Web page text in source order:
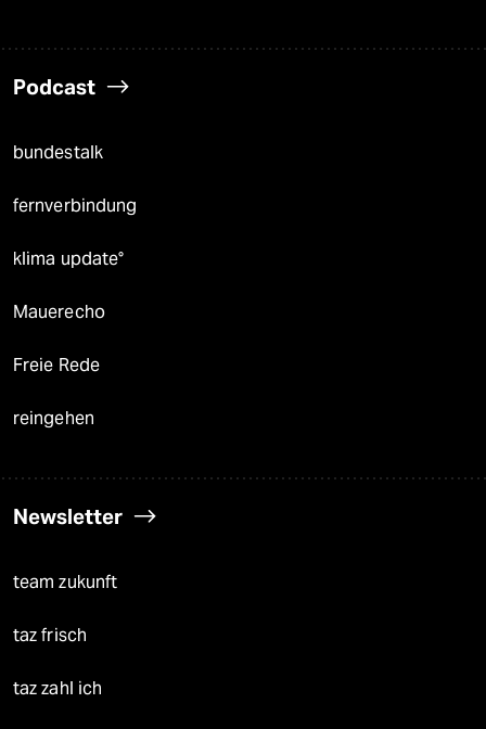
Podcast
bundestalk
fernverbindung
klima update°
Mauerecho
Freie Rede
reingehen
Newsletter
team zukunft
taz frisch
taz zahl ich